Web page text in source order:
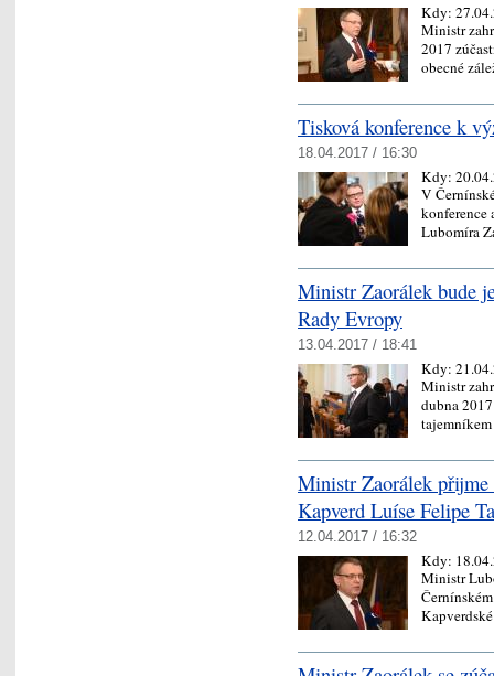
Kdy:
Ministr
2017
obecné
Tisková konference k
18.04.2017 / 16:30
Kdy:
V
konference
Lubomíra
Ministr Zaorálek bude
Rady Evropy
13.04.2017 / 18:41
Kdy:
Ministr
dubna
Ministr Zaorálek přijme
Kapverd Luíse Felipe
12.04.2017 / 16:32
Kdy:
Ministr